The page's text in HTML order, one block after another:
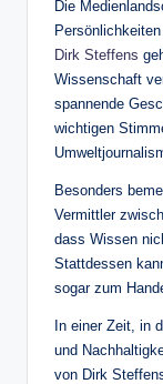
Die
Dirk Steffens
Wissenschaft
spannende
wichtigen
Besonders
Vermittler
dass Wissen
Stattdessen
sogar zum
In einer Zeit, in
und
von Dirk